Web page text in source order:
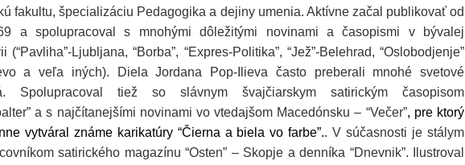
fakultu, špecializáciu Pedagogika a dejiny umenia. Aktívne začal publikovať od
a spolupracoval s mnohými dôležitými novinami a časopismi v bývalej
(“Pavliha”-Ljubljana, “Borba”, “Expres-Politika”, “Jež”-Belehrad, “Oslobodjenje”
a veľa iných). Diela Jordana Pop-Ilieva často preberali mnohé svetové
Spolupracoval tiež so slávnym švajčiarskym satirickým časopisom
a s najčítanejšími novinami vo vtedajšom Macedónsku – “Večer”, pre ktorý
vytváral známe karikatúry “Čierna a biela vo farbe”.. V súčasnosti je stálym
satirického magazínu “Osten” – Skopje a denníka “Dnevnik”. Ilustroval